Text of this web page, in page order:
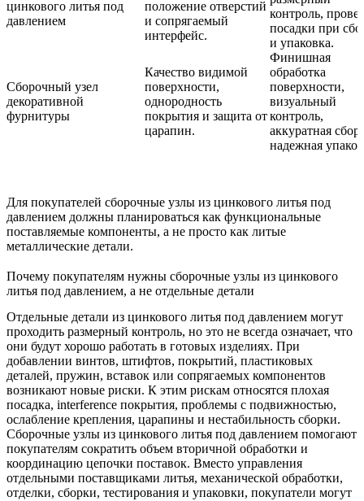
цинкового литья под
давлением
положение отверстий
и сопрягаемый
интерфейс.
контроль,
посадки при
и упаковка.
Сборочный узел
декоративной
фурнитуры
Качество видимой
поверхности,
однородность
покрытия и защита от
царапин.
Финишная
обработка
поверхности,
визуальный
контроль,
аккуратная
надежная
Для покупателей сборочные узлы из цинкового литья под
давлением должны планироваться как функциональные
поставляемые компоненты, а не просто как литые
металлические детали.
Почему покупателям нужны сборочные узлы из цинкового
литья под давлением, а не отдельные детали
Отдельные детали из цинкового литья под давлением могут
проходить размерный контроль, но это не всегда означает, что
они будут хорошо работать в готовых изделиях. При
добавлении винтов, штифтов, покрытий, пластиковых
деталей, пружин, вставок или сопрягаемых компонентов
возникают новые риски. К этим рискам относятся плохая
посадка, interference покрытия, проблемы с подвижностью,
ослабление крепления, царапины и нестабильность сборки.
Сборочные узлы из цинкового литья под давлением помогают
покупателям сократить объем вторичной обработки и
координацию цепочки поставок. Вместо управления
отдельными поставщиками литья, механической обработки,
отделки, сборки, тестирования и упаковки, покупатели могут